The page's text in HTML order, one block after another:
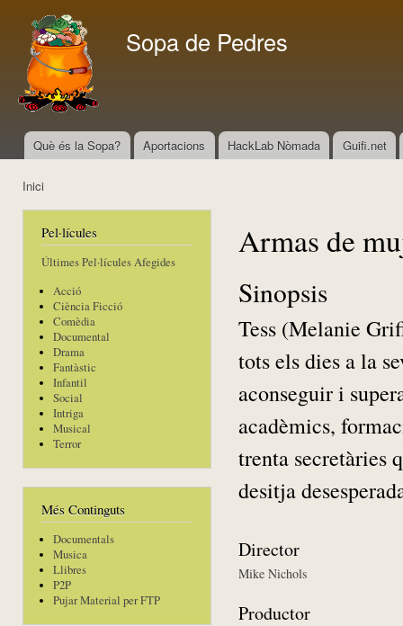
Sopa de Pedres
Menú principal
Què és la Sopa? Aportacions HackLab Nòmada Guifi.net
Inici
Pel·lícules
Últimes Pel·lícules Afegides
Acció
Ciència Ficció
Comèdia
Documental
Drama
Fantàstic
Infantil
Social
Intriga
Musical
Terror
Més Continguts
Documentals
Musica
Llibres
P2P
Pujar Material per FTP
Armas de
Sinopsis
Tess (Melanie
tots els dies a la
aconseguir i
acadèmics,
trenta secretàries
desitja
Director
Mike Nichols
Productor